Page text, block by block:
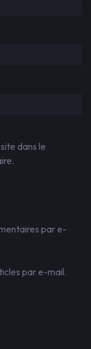
dans le
par e-
par e-mail.